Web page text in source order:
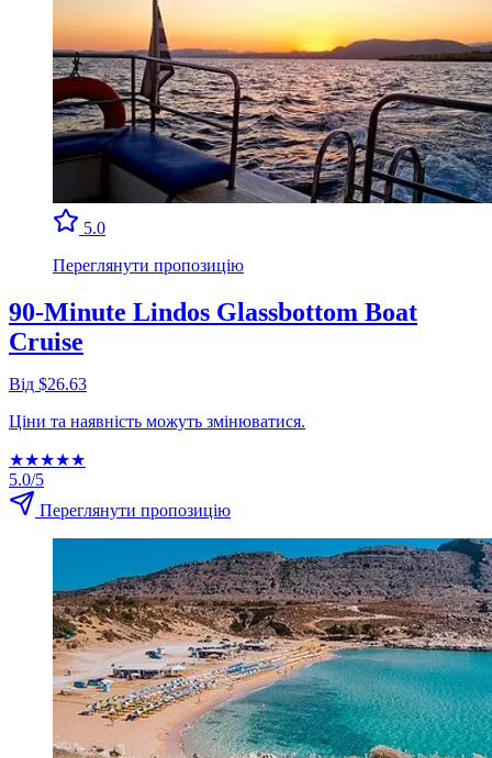
5.0
Переглянути пропозицію
90-Minute Lindos Glassbottom Boat
Cruise
Від $26.63
Ціни та наявність можуть змінюватися.
★★★★★
5.0/5
Переглянути пропозицію